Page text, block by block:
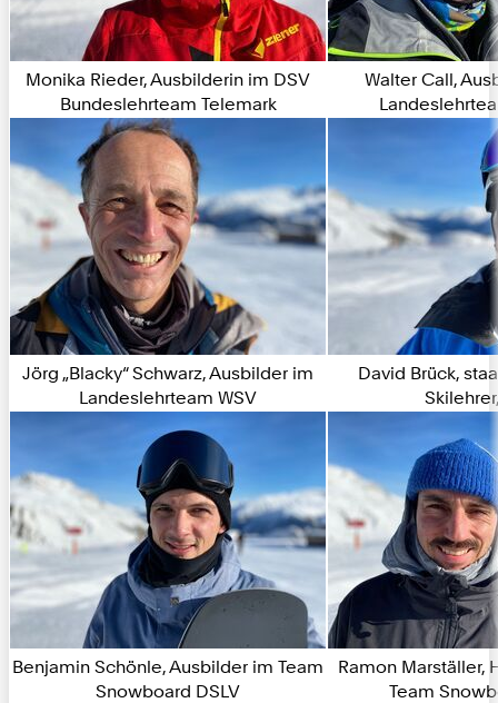
Monika Rieder, Ausbilderin im DSV
Bundeslehrteam Telemark
Walter Call,
Jörg „Blacky“ Schwarz, Ausbilder im
Landeslehrteam WSV
David Brück,
Benjamin Schönle, Ausbilder im Team
Snowboard DSLV
Ramon Marställer,
Team